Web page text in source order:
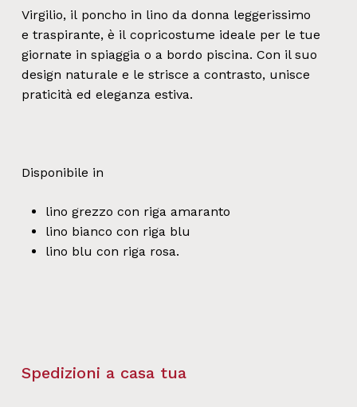
Virgilio, il poncho in lino da donna leggerissimo
e traspirante, è il copricostume ideale per le tue
giornate in spiaggia o a bordo piscina. Con il suo
design naturale e le strisce a contrasto, unisce
praticità ed eleganza estiva.
Disponibile in
lino grezzo con riga amaranto
lino bianco con riga blu
lino blu con riga rosa.
Spedizioni a casa tua